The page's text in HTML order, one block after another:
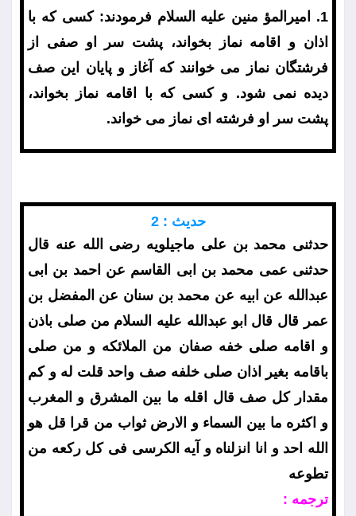
1. اميرالمؤ منين عليه السلام فرمودند: كسى كه با
اذان و اقامه نماز بخواند، پشت سر او صفى از
فرشتگان نماز مى خوانند كه آغاز و پايان اين صف
ديده نمى شود. و كسى كه با اقامه نماز بخواند،
پشت سر او فرشته اى نماز مى خواند.
حديث : 2
حدثنى محمد بن على ماجيلويه رضى الله عنه قال
حدثنى عمى محمد بن ابى القاسم عن احمد بن ابى
عبدالله عن ابيه عن محمد بن سنان عن المفضل بن
عمر قال قال ابو عبدالله عليه السلام من صلى باذن
و اقامه صلى خفه صفان من الملائكه و من صلى
باقامه بغير اذان صلى خلفه صف واحد قلت له و كم
مقدار كل صف قال اقله ما بين المشرق و المغرب
و اكثره ما بين السماء و الارض ثواب من قرا قل هو
الله احد و انا انزلناه و آيه الكرسى فى كل ركعه من
تطوعه
ترجمه :